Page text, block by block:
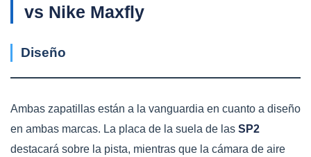
vs Nike Maxfly
Diseño
Ambas zapatillas están a la vanguardia en cuanto a diseño
en ambas marcas. La placa de la suela de las SP2
destacará sobre la pista, mientras que la cámara de aire